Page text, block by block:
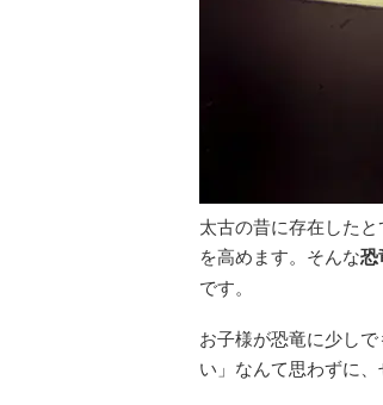
太古の昔に存在した
を高めます。そんな恐
です。
お子様が恐竜に少し
い」なんて思わずに